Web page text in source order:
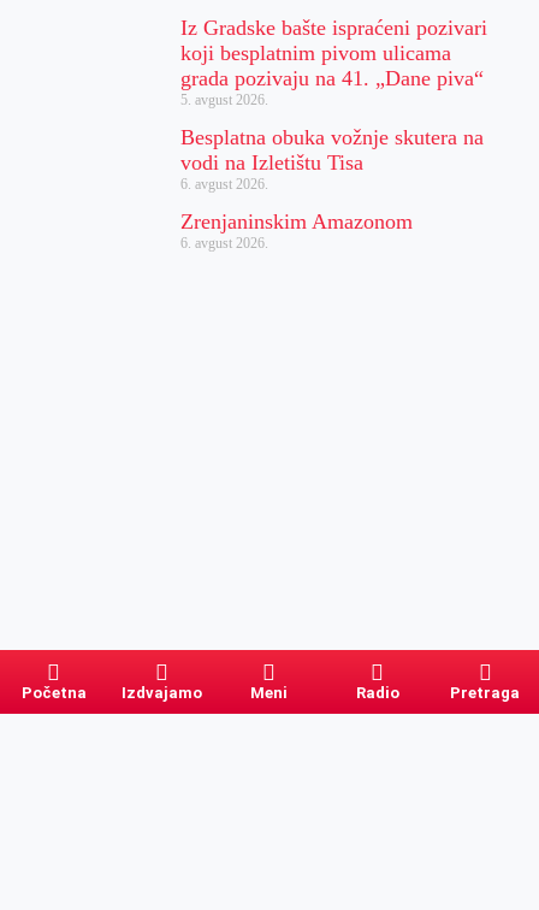
Iz Gradske bašte ispraćeni pozivari
koji besplatnim pivom ulicama
grada pozivaju na 41. „Dane piva“
5. avgust 2026.
Besplatna obuka vožnje skutera na
vodi na Izletištu Tisa
6. avgust 2026.
Zrenjaninskim Amazonom
6. avgust 2026.
Početna Izdvajamo Meni Radio Pretraga